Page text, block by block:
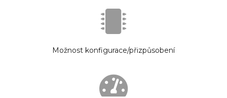
Možnost konfigurace/přizpůsobení